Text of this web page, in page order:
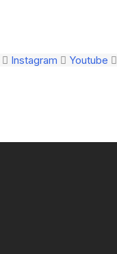
Instagram Youtube